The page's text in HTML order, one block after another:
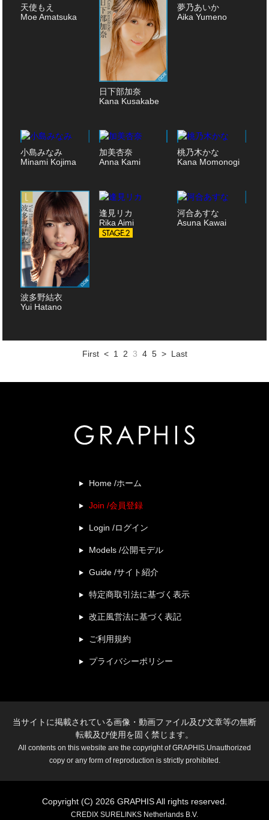
天使もえ
Moe Amatsuka
日下部加奈
Kana Kusakabe
夢乃あいか
Aika Yumeno
小島みなみ
Minami Kojima
加美杏奈
Anna Kami
桃乃木かな
Kana Momonogi
波多野結衣
Yui Hatano
逢見リカ
Rika Aimi
河合あすな
Asuna Kawai
First < 1 2 3 4 5 > Last
Home /ホーム
Join /会員登録
Login /ログイン
Models /公開モデル
Guide /サイト紹介
特定商取引法に基づく表示
改正風営法に基づく表記
ご利用規約
プライバシーポリシー
当サイトに掲載されている画像・動画ファイル及び文章等の無断
転載及び使用を固く禁じます。
All contents on this website are the copyright of GRAPHIS.Unauthorized
copy or any form of reproduction is strictly prohibited.
Copyright (C) 2026 GRAPHIS All rights reserved.
CREDIX SURELINKS Netherlands B.V.